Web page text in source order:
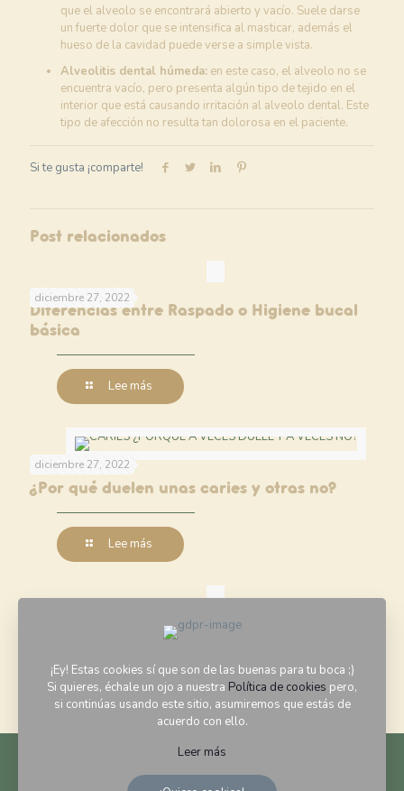
que el alveolo se encontrará abierto y vacío. Suele darse
un fuerte dolor que se intensifica al masticar, además el
hueso de la cavidad puede verse a simple vista.
Alveolitis dental húmeda:en este caso, el alveolo no se
encuentra vacío, pero presenta algún tipo de tejido en el
interior que está causando irritación al alveolo dental. Este
tipo de afección no resulta tan dolorosa en el paciente.
Si te gusta ¡comparte!
Post relacionados
diciembre 27, 2022
Diferencias entre Raspado o Higiene bucal
básica
Lee más
diciembre 27, 2022
¿Por qué duelen unas caries y otras no?
Lee más
Lee más
by La Pepa Studio
¡Ey! Estas cookies sí que son de las buenas para tu boca ;)
Si quieres, échale un ojo a nuestra Política de cookies pero,
si continúas usando este sitio, asumiremos que estás de
acuerdo con ello.
Leer más